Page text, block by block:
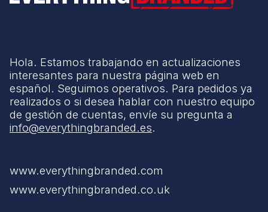
Hola. Estamos trabajando en actualizaciones
interesantes para nuestra página web en
español. Seguimos operativos. Para pedidos ya
realizados o si desea hablar con nuestro equipo
de gestión de cuentas, envíe su pregunta a
info@everythingbranded.es.
www.everythingbranded.com
www.everythingbranded.co.uk